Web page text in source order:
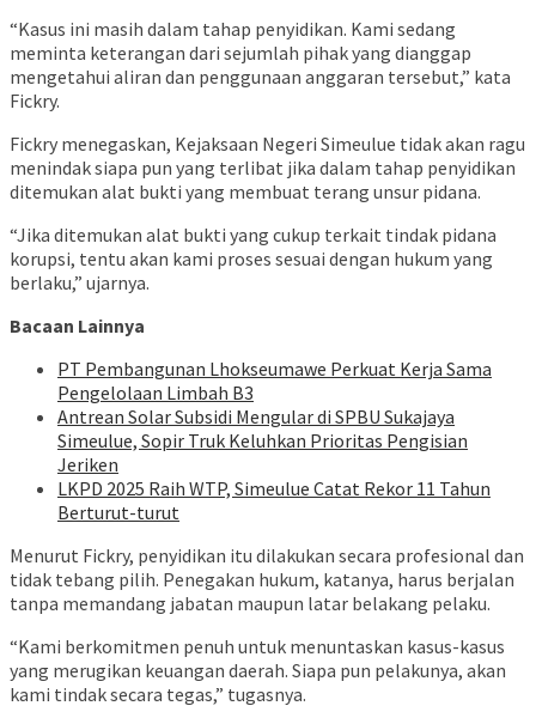
“Kasus ini masih dalam tahap penyidikan. Kami sedang
meminta keterangan dari sejumlah pihak yang dianggap
mengetahui aliran dan penggunaan anggaran tersebut,” kata
Fickry.
Fickry menegaskan, Kejaksaan Negeri Simeulue tidak akan ragu
menindak siapa pun yang terlibat jika dalam tahap penyidikan
ditemukan alat bukti yang membuat terang unsur pidana.
“Jika ditemukan alat bukti yang cukup terkait tindak pidana
korupsi, tentu akan kami proses sesuai dengan hukum yang
berlaku,” ujarnya.
Bacaan Lainnya
PT Pembangunan Lhokseumawe Perkuat Kerja Sama
Pengelolaan Limbah B3
Antrean Solar Subsidi Mengular di SPBU Sukajaya
Simeulue, Sopir Truk Keluhkan Prioritas Pengisian
Jeriken
LKPD 2025 Raih WTP, Simeulue Catat Rekor 11 Tahun
Berturut-turut
Menurut Fickry, penyidikan itu dilakukan secara profesional dan
tidak tebang pilih. Penegakan hukum, katanya, harus berjalan
tanpa memandang jabatan maupun latar belakang pelaku.
“Kami berkomitmen penuh untuk menuntaskan kasus-kasus
yang merugikan keuangan daerah. Siapa pun pelakunya, akan
kami tindak secara tegas,” tugasnya.